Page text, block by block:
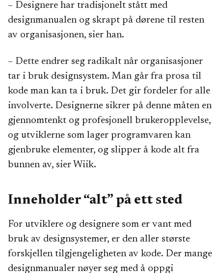
– Designere har tradisjonelt stått med
designmanualen og skrapt på dørene til resten
av organisasjonen, sier han.
– Dette endrer seg radikalt når organisasjoner
tar i bruk designsystem. Man går fra prosa til
kode man kan ta i bruk. Det gir fordeler for alle
involverte. Designerne sikrer på denne måten en
gjennomtenkt og profesjonell brukeropplevelse,
og utviklerne som lager programvaren kan
gjenbruke elementer, og slipper å kode alt fra
bunnen av, sier Wiik.
Inneholder “alt” på ett sted
For utviklere og designere som er vant med
bruk av designsystemer, er den aller største
forskjellen tilgjengeligheten av kode. Der mange
designmanualer nøyer seg med å oppgi